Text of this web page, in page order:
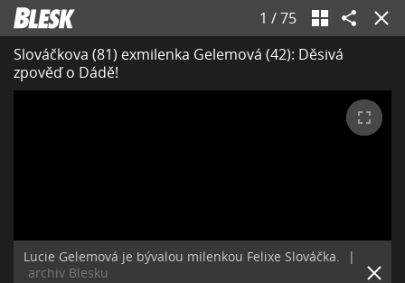
1 /75
Slováčkova (81) exmilenka Gelemová (42): Děsivá
zpověď o Dádě!
Lucie Gelemová je bývalou milenkou Felixe Slováčka.
|
archiv Blesku